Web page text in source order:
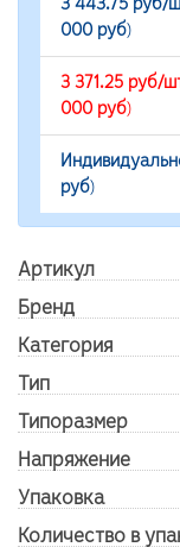
3 443.75 руб/
000 руб)
3 371.25 руб/
000 руб)
руб)
Артикул
Бренд
Категория
Тип
Типоразмер
Напряжение
Упаковка
Количество в